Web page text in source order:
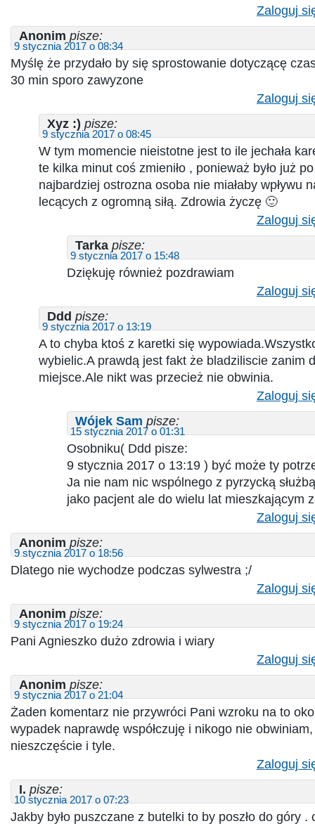
Zaloguj
Anonim pisze:
9 stycznia 2017 o 08:34
Myślę że przydało by się sprostowanie dotyczącę
30 min sporo zawyzone
Zaloguj
Xyz :) pisze:
9 stycznia 2017 o 08:45
W tym momencie nieistotne jest to ile jechała
te kilka minut coś zmieniło , ponieważ było już
najbardziej ostrozna osoba nie miałaby wpływu
lecących z ogromną siłą. Zdrowia życzę 🙂
Zaloguj
Tarka pisze:
9 stycznia 2017 o 15:48
Dziękuję również pozdrawiam
Zaloguj
Ddd pisze:
9 stycznia 2017 o 13:19
A to chyba ktoś z karetki się
wybielic.A prawdą jest fakt że bladziliscie zanim
miejsce.Ale nikt was przecież nie obwinia.
Zaloguj
Wójek Sam pisze:
15 stycznia 2017 o 01:31
Osobniku( Ddd pisze:
9 stycznia 2017 o 13:19 ) być może ty
Ja nie nam nic wspólnego z pyrzycką
jako pacjent ale do wielu lat mieszkającym
Zaloguj
Anonim pisze:
9 stycznia 2017 o 18:56
Dlatego nie wychodze podczas sylwestra ;/
Zaloguj
Anonim pisze:
9 stycznia 2017 o 19:24
Pani Agnieszko dużo zdrowia i wiary
Zaloguj
Anonim pisze:
9 stycznia 2017 o 21:04
Żaden komentarz nie przywróci Pani wzroku na to oko
wypadek naprawdę współczuję i nikogo nie
nieszczęście i tyle.
Zaloguj
I. pisze:
10 stycznia 2017 o 07:23
Jakby było puszczane z butelki to by poszło do góry .